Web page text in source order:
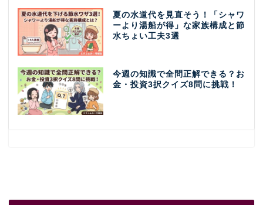
夏の水道代を見直そう！「シャワ
ーより湯船が得」な家族構成と節
水ちょい工夫3選
今週の知識で全問正解できる？お
金・投資3択クイズ8問に挑戦！